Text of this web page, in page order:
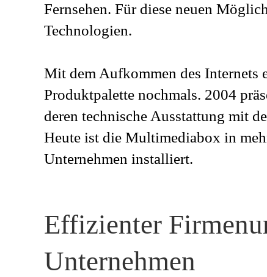
Fernsehen. Für diese neuen
Technologien.
Mit dem Aufkommen des Internets
Produktpalette nochmals. 2004
deren technische Ausstattung mit
Heute ist die Multimediabox in
Unternehmen installiert.
Effizienter
Unternehmen